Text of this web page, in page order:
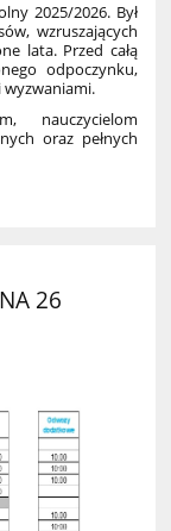
2025/2026. Był
wzruszających
lata. Przed całą
odpoczynku,
wyzwaniami.
nauczycielom
oraz pełnych
26